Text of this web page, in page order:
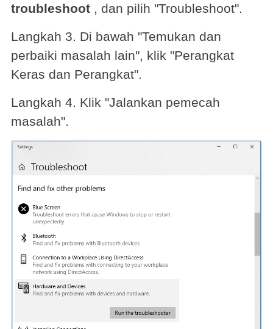
troubleshoot, dan pilih "Troubleshoot".
Langkah 3. Di bawah "Temukan dan
perbaiki masalah lain", klik "Perangkat
Keras dan Perangkat".
Langkah 4. Klik "Jalankan pemecah
masalah".